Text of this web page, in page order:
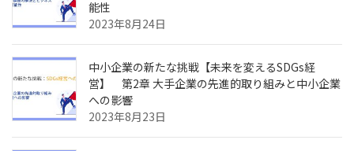
能性
2023年8月24日
中小企業の新たな挑戦【未来を変えるSDGs経
営】 第2章 大手企業の先進的取り組みと中小企業
への影響
2023年8月23日